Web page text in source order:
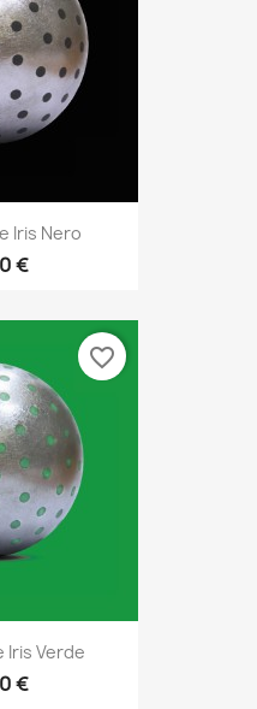
Iris Nero
€
Iris Verde
€
favorite_border